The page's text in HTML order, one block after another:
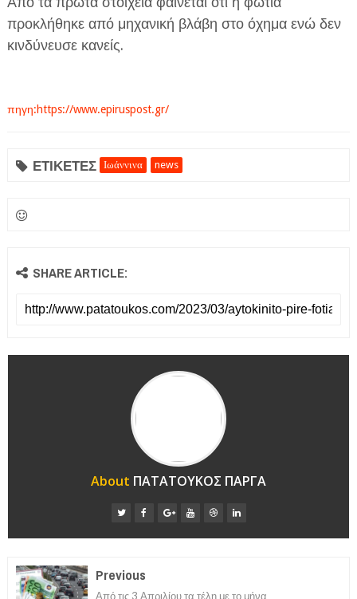
ΕΦΗΜΕΡΙΔΑ Η ΠΑΡΓΑ
ΠΛΗΡΟΦΟΡΙΕΣ
προκλήθηκε από μηχανική βλάβη στο όχημα ενώ δεν
κινδύνευσε κανείς.
πηγη:https://www.epiruspost.gr/
ΕΤΙΚΕΤΕΣ Ιωάννινα news
SHARE ARTICLE:
About ΠΑΤΑΤΟΥΚΟΣ ΠΑΡΓΑ
Previous
Από τις 3 Απριλίου τα τέλη με το μήνα